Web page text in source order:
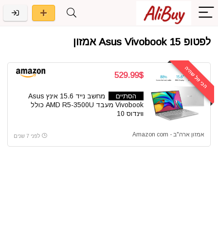
לפטופ Asus Vivobook 15 אמזון
הכי זול שהיה 529.99$
הסתיים
מחשב נייד 15.6 אינץ Asus
Vivobook מעבד AMD R5-3500U כולל
ווינדוס 10
אמזון ארה"ב - Amazon com לפני 7 שנים